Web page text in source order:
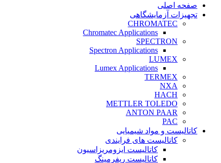
صفحه اصلی
تجهیزات آزمایشگاهی
CHROMATEC
Chromatec Applications
SPECTRON
Spectron Applications
LUMEX
Lumex Applications
TERMEX
NXA
HACH
METTLER TOLEDO
ANTON PAAR
PAC
کاتالیست و مواد شیمیایی
کاتالیست های فرایندی
کاتالیست ایزومریزاسیون
کاتالیست ریفرمینگ